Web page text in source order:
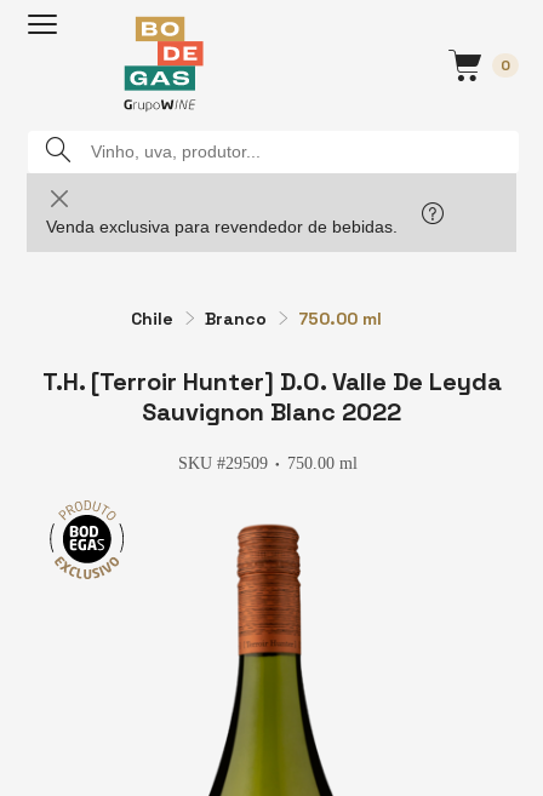
0
Venda exclusiva para revendedor de bebidas.
Chile Branco 750.00 ml
T.H. [Terroir Hunter] D.O. Valle De Leyda
Sauvignon Blanc 2022
SKU #29509 ● 750.00 ml